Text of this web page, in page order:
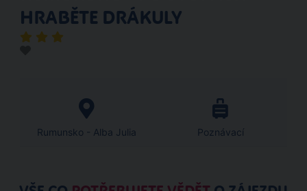
HRABĚTE DRÁKULY
Rumunsko - Alba Julia Poznávací